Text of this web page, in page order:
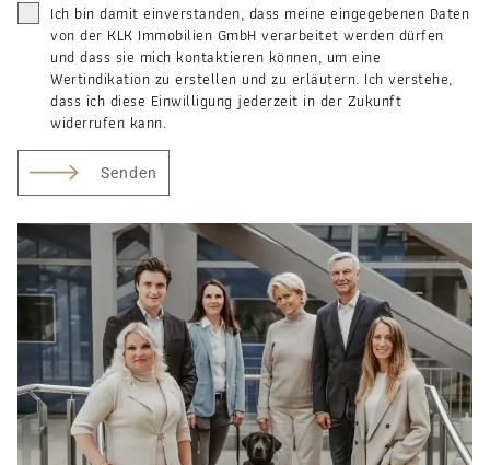
Ich bin damit einverstanden, dass meine eingegebenen Daten
von der KLK Immobilien GmbH verarbeitet werden dürfen
und dass sie mich kontaktieren können, um eine
Wertindikation zu erstellen und zu erläutern. Ich verstehe,
dass ich diese Einwilligung jederzeit in der Zukunft
widerrufen kann.
Senden